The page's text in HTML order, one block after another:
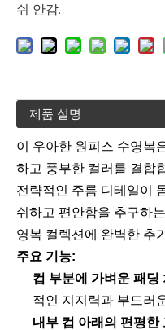
쉬 안감.
제품 설명
이 우아한 원피스 수영복
하고 풍부한 컬러를 결합
전략적인 주름 디테일이
쉬하고 편안함을 추구하
영복 컬렉션에 완벽한 추
주요 기능:
컵 부분에 가벼운 패딩
적인 지지력과 부드러
내부 컵 아래의 편평한